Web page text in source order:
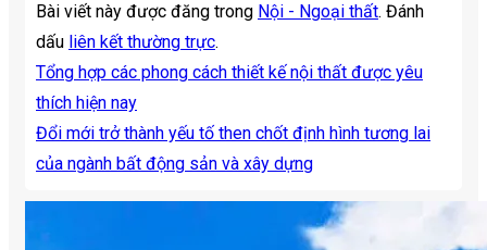
Bài viết này được đăng trong Nội - Ngoại thất. Đánh
dấu liên kết thường trực.
Tổng hợp các phong cách thiết kế nội thất được yêu
thích hiện nay
Đổi mới trở thành yếu tố then chốt định hình tương lai
của ngành bất động sản và xây dựng